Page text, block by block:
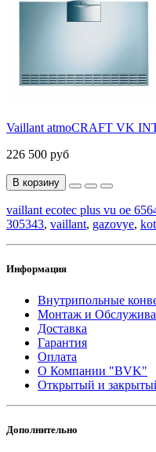
Vaillant atmoCRAFT VK
226 500 руб
В корзину
vaillant ecotec plus vu oe
305343, vaillant, gazovye,
Информация
Внутрипольные
Монтаж и
Доставка
Гарантия
Оплата
О Компании "BVK"
Открытый и
Дополнительно